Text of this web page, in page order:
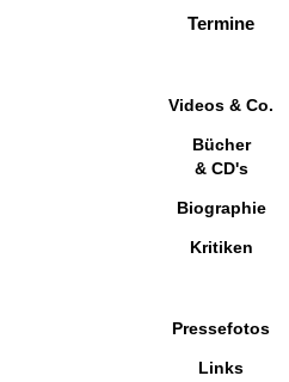
Termine
Videos & Co.
Bücher
& CD's
Biographie
Kritiken
Pressefotos
Links